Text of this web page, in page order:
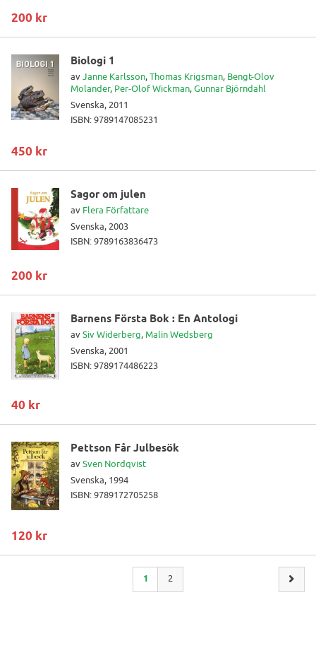
200 kr
Biologi 1
avJanne Karlsson,Thomas Krigsman, Bengt-Olov
Molander, Per-Olof Wickman,Gunnar Björndahl
Svenska, 2011
ISBN: 9789147085231
450 kr
Sagor om julen
av Flera Författare
Svenska, 2003
ISBN: 9789163836473
200 kr
Barnens Första Bok : En Antologi
avSiv Widerberg, Malin Wedsberg
Svenska, 2001
ISBN: 9789174486223
40 kr
Pettson Får Julbesök
avSven Nordqvist
Svenska, 1994
ISBN: 9789172705258
120 kr
1 2